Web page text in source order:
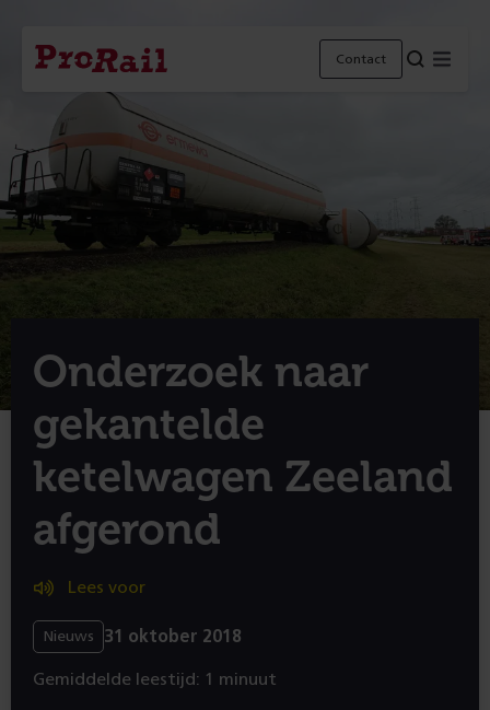
Navigatie
Homepage Contact
Onderzoek naar
gekantelde
ketelwagen Zeeland
afgerond
Lees voor
Nieuws 31 oktober 2018
Gemiddelde leestijd: 1 minuut